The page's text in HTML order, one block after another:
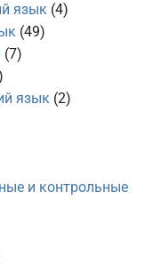
язык(4)
(49)
(7)
язык(2)
и контрольные